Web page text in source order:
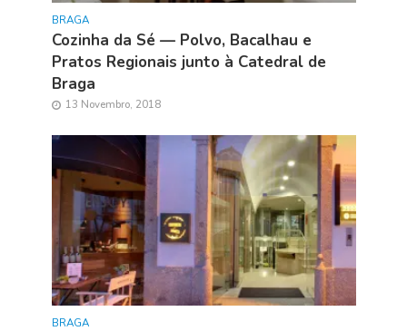
BRAGA
Cozinha da Sé — Polvo, Bacalhau e
Pratos Regionais junto à Catedral de
Braga
13 Novembro, 2018
BRAGA